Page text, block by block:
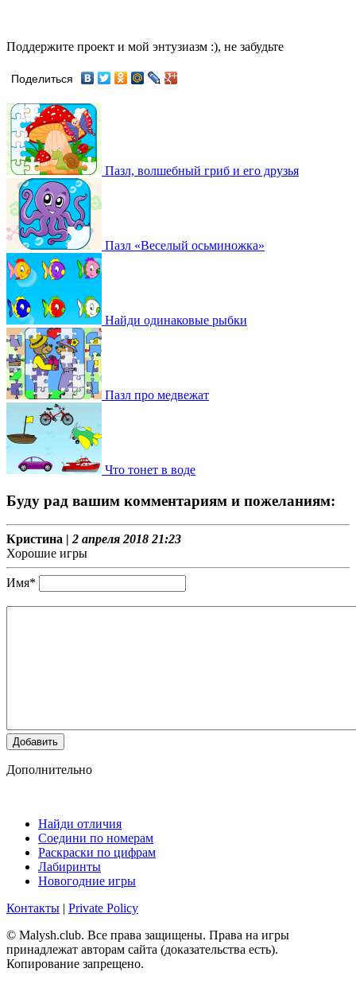
Поддержите проект и мой энтузиазм :), не забудьте
Поделиться
Пазл, волшебный гриб и его друзья
Пазл «Веселый осьминожка»
Найди одинаковые рыбки
Пазл про медвежат
Что тонет в воде
Буду рад вашим комментариям и пожеланиям:
Кристина | 2 апреля 2018 21:23
Хорошие игры
Имя*
Добавить
Дополнительно
Найди отличия
Соедини по номерам
Раскраски по цифрам
Лабиринты
Новогодние игры
Контакты | Private Policy
© Malysh.club. Все права защищены. Права на игры
принадлежат авторам сайта (доказательства есть).
Копирование запрещено.